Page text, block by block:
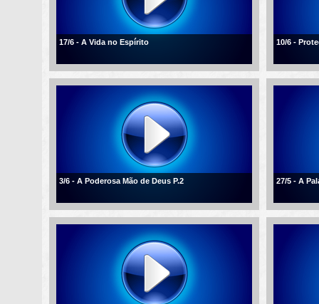
17/6 - A Vida no Espírito 10/6 -
3/6 - A Poderosa Mão de Deus P.2 27/5 - A